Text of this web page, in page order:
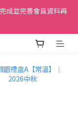
成並完善會員資料再
prev